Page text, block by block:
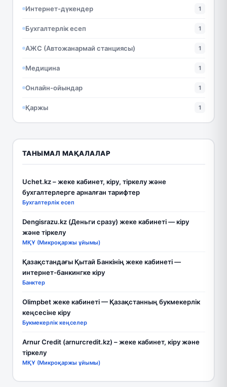
Интернет-дүкендер 1
Бухгалтерлік есеп 1
АЖС (Автожанармай станциясы) 1
Медицина 1
Онлайн-ойындар 1
Қаржы 1
ТАНЫМАЛ МАҚАЛАЛАР
Uchet.kz – жеке кабинет, кіру, тіркелу және
бухгалтерлерге арналған тарифтер
Бухгалтерлік есеп
Dengisrazu.kz (Деньги сразу) жеке кабинеті — кіру
және тіркелу
МҚҰ (Микроқаржы ұйымы)
Қазақстандағы Қытай Банкінің жеке кабинеті —
интернет-банкингке кіру
Банктер
Olimpbet жеке кабинеті — Қазақстанның букмекерлік
кеңсесіне кіру
Букмекерлік кеңселер
Arnur Credit (arnurcredit.kz) – жеке кабинет, кіру және
тіркелу
МҚҰ (Микроқаржы ұйымы)